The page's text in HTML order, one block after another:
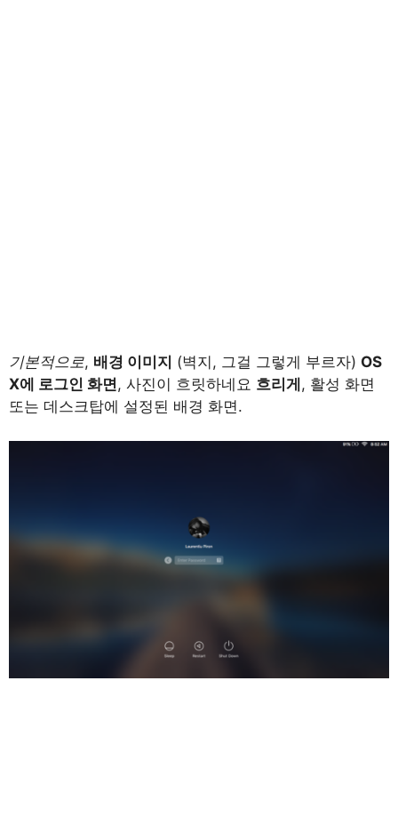
기본적으로, 배경 이미지 (벽지, 그걸 그렇게 부르자) OS
X에 로그인 화면, 사진이 흐릿하네요 흐리게 , 활성 화면
또는 데스크탑에 설정된 배경 화면.